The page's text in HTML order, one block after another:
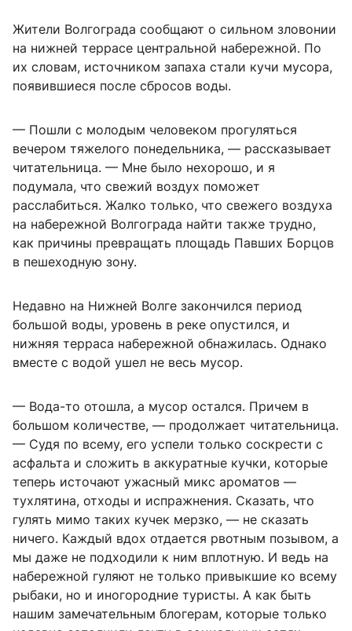
Жители Волгограда сообщают о сильном зловонии
на нижней террасе центральной набережной. По
их словам, источником запаха стали кучи мусора,
появившиеся после сбросов воды.
— Пошли с молодым человеком прогуляться
вечером тяжелого понедельника, — рассказывает
читательница. — Мне было нехорошо, и я
подумала, что свежий воздух поможет
расслабиться. Жалко только, что свежего воздуха
на набережной Волгограда найти также трудно,
как причины превращать площадь Павших Борцов
в пешеходную зону.
Недавно на Нижней Волге закончился период
большой воды, уровень в реке опустился, и
нижняя терраса набережной обнажилась. Однако
вместе с водой ушел не весь мусор.
— Вода-то отошла, а мусор остался. Причем в
большом количестве, — продолжает читательница.
— Судя по всему, его успели только соскрести с
асфальта и сложить в аккуратные кучки, которые
теперь источают ужасный микс ароматов —
тухлятина, отходы и испражнения. Сказать, что
гулять мимо таких кучек мерзко, — не сказать
ничего. Каждый вдох отдается рвотным позывом, а
мы даже не подходили к ним вплотную. И ведь на
набережной гуляют не только привыкшие ко всему
рыбаки, но и иногородние туристы. А как быть
нашим замечательным блогерам, которые только